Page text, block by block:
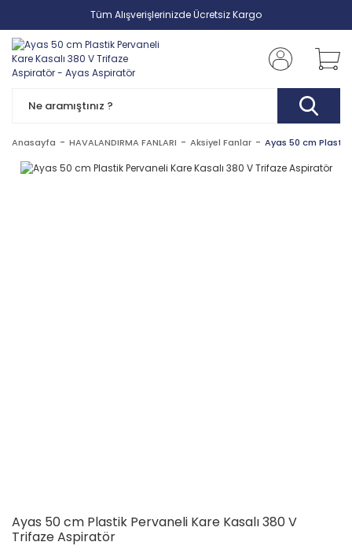
Tüm Alışverişlerinizde Ücretsiz Kargo
Anasayfa HAVALANDIRMA FANLARI Aksiyel Fanlar Ayas 50 cm Plastik
Ayas 50 cm Plastik Pervaneli Kare Kasalı 380 V
Trifaze Aspiratör